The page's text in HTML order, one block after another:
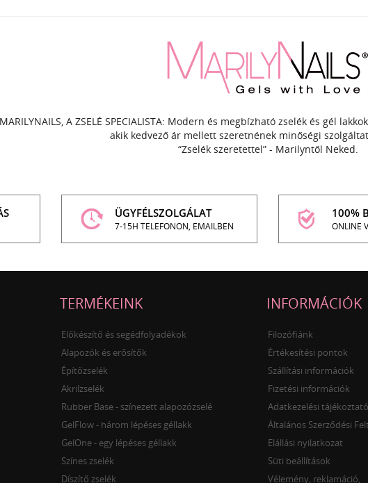
MARILYNAILS, A ZSELÉ SPECIALISTA: Modern és megbízható zselék és gél
akik kedvező ár mellett szeretnének minőségi
“Zselék szeretettel” - Marilyntől Neked.
ÜGYFÉLSZOLGÁLAT
7-15H TELEFONON, EMAILBEN
100%
ONLINE
TERMÉKEINK
Előkészítő és segédfolyadékok
Alapozók és erősítők
Építőzselék
Akrilzselék
Rubber Base - színezett alapozózselé
GelFlow - három lépéses géllakk
GelOne - egy lépéses géllakk
Színes zselék
Díszítő zselék
INFORMÁCIÓK
Filozófiánk
Értékesítési pontok
Szállítási információk
Fizetési információk
Adatkezelési tájékoztató
Általános Szerződési
Elállási nyilatkozat
Süti beállítások
Vélemény, reklamáció,